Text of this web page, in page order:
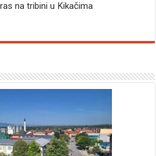
na tribini u Kikačima